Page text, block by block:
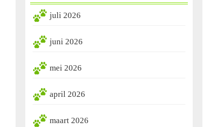
juli 2026
juni 2026
mei 2026
april 2026
maart 2026